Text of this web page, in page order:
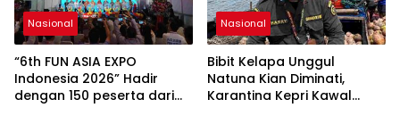
Nasional
“6th FUN ASIA EXPO
Indonesia 2026” Hadir
dengan 150 peserta dari
Nasional
Bibit Kelapa Unggul
Natuna Kian Diminati,
Karantina Kepri Kawal